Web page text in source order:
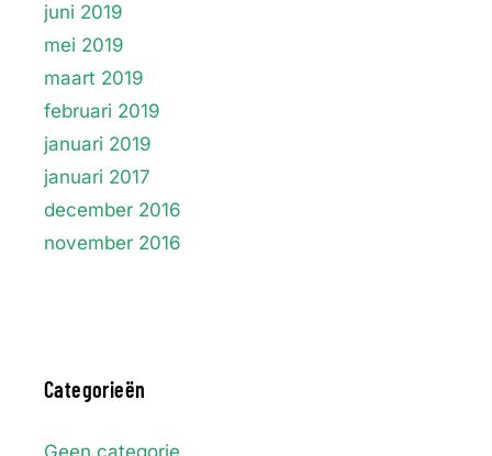
juni 2019
mei 2019
maart 2019
februari 2019
januari 2019
januari 2017
december 2016
november 2016
Categorieën